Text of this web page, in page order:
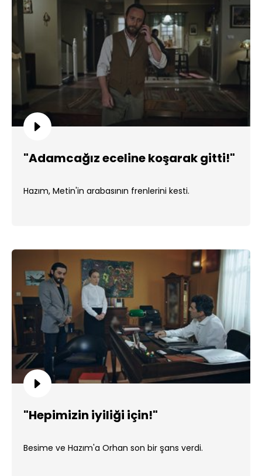
"Adamcağız eceline koşarak gitti!"
Hazım, Metin'in arabasının frenlerini kesti.
"Hepimizin iyiliği için!"
Besime ve Hazım'a Orhan son bir şans verdi.